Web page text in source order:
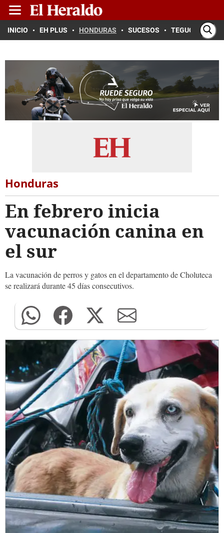
INICIO EH PLUS HONDURAS SUCESOS TEGUCIGALPA
Honduras
En febrero inicia
vacunación canina en
el sur
La vacunación de perros y gatos en el departamento de Choluteca
se realizará durante 45 días consecutivos.